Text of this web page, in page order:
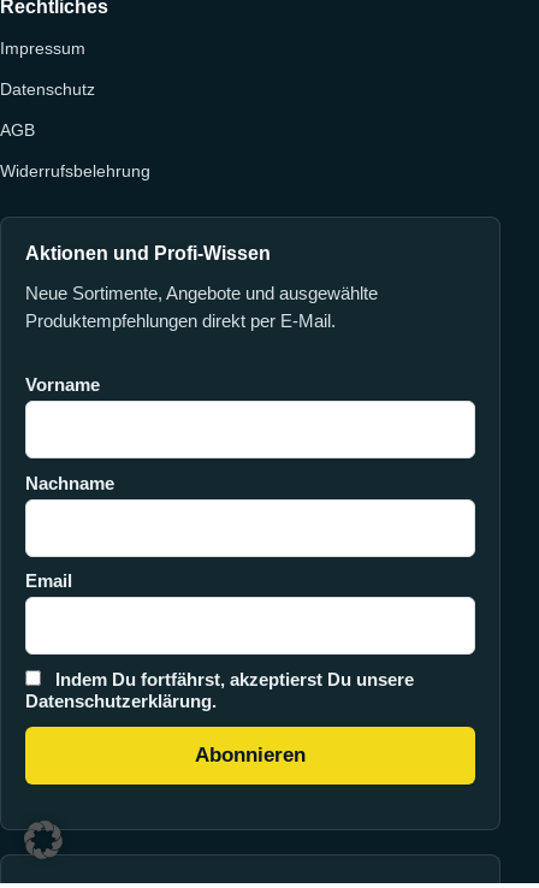
Rechtliches
Impressum
Datenschutz
AGB
Widerrufsbelehrung
Aktionen und Profi-Wissen
Neue Sortimente, Angebote und ausgewählte
Produktempfehlungen direkt per E-Mail.
Vorname
Nachname
Email
Indem Du fortfährst, akzeptierst Du unsere
Datenschutzerklärung.